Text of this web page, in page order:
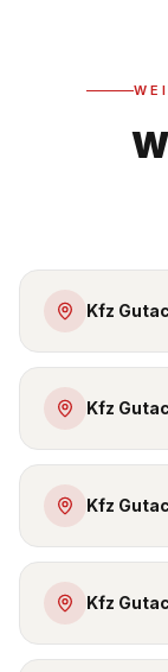
Kfz
Kfz
Kfz
Kfz